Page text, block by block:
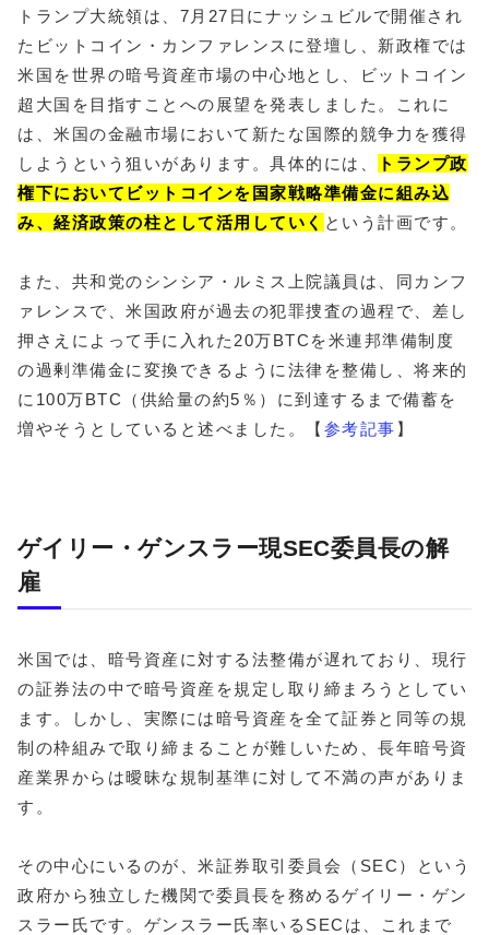
トランプ大統領は、7月27日にナッシュビルで開催され
たビットコイン・カンファレンスに登壇し、新政権では
米国を世界の暗号資産市場の中心地とし、ビットコイン
超大国を目指すことへの展望を発表しました。これに
は、米国の金融市場において新たな国際的競争力を獲得
しようという狙いがあります。具体的には、
トランプ政
権下においてビットコインを国家戦略準備金に組み込
み、経済政策の柱として活用していく という計画です。
また、共和党のシンシア・ルミス上院議員は、同カンフ
ァレンスで、米国政府が過去の犯罪捜査の過程で、差し
押さえによって手に入れた20万BTCを米連邦準備制度
の過剰準備金に変換できるように法律を整備し、将来的
に100万BTC（供給量の約5％）に到達するまで備蓄を
増やそうとしていると述べました。【 参考記事 】
ゲイリー・ゲンスラー現SEC委員長の解
雇
米国では、暗号資産に対する法整備が遅れており、現行
の証券法の中で暗号資産を規定し取り締まろうとしてい
ます。しかし、実際には暗号資産を全て証券と同等の規
制の枠組みで取り締まることが難しいため、長年暗号資
産業界からは曖昧な規制基準に対して不満の声がありま
す。
その中心にいるのが、米証券取引委員会（SEC）という
政府から独立した機関で委員長を務めるゲイリー・ゲン
スラー氏です。ゲンスラー氏率いるSECは、これまで